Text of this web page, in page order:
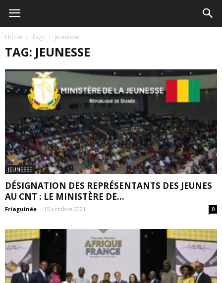
Home Tags Jeunesse
TAG: JEUNESSE
JEUNESSE
DÉSIGNATION DES REPRÉSENTANTS DES JEUNES
AU CNT : LE MINISTÈRE DE...
Friaguinée - 15 octobre 2021 0